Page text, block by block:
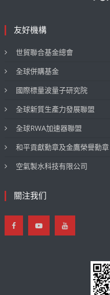
友好機構
世貿聯合基金總會
全球併購基金
國際標量波量子研究院
全球新質生產力發展聯盟
全球RWA加速器聯盟
和平貢獻勳章及金鷹榮譽勳章
空氣製水科技有限公司
關注我们